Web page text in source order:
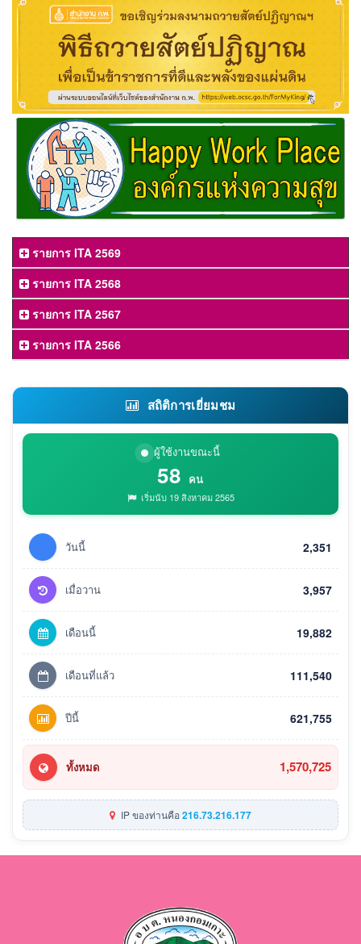
รายการ ITA 2569
รายการ ITA 2568
รายการ ITA 2567
รายการ ITA 2566
สถิติการเยี่ยมชม
ผู้ใช้งานขณะนี้
58 คน
เริ่มนับ 19 สิงหาคม 2565
วันนี้ 2,351
เมื่อวาน 3,957
เดือนนี้ 19,882
เดือนที่แล้ว 111,540
ปีนี้ 621,755
ทั้งหมด 1,570,725
IP ของท่านคือ216.73.216.177